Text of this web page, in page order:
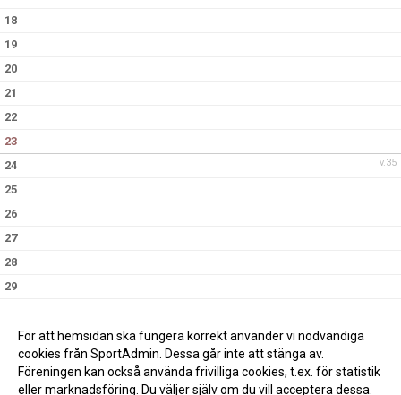
18
19
20
21
22
23
v.35
24
25
26
27
28
29
För att hemsidan ska fungera korrekt använder vi nödvändiga
cookies från SportAdmin. Dessa går inte att stänga av.
Föreningen kan också använda frivilliga cookies, t.ex. för statistik
eller marknadsföring. Du väljer själv om du vill acceptera dessa.